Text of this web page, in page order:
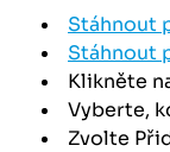
Stáhnout
Stáhnout
Klikněte
Vyberte,
Zvolte